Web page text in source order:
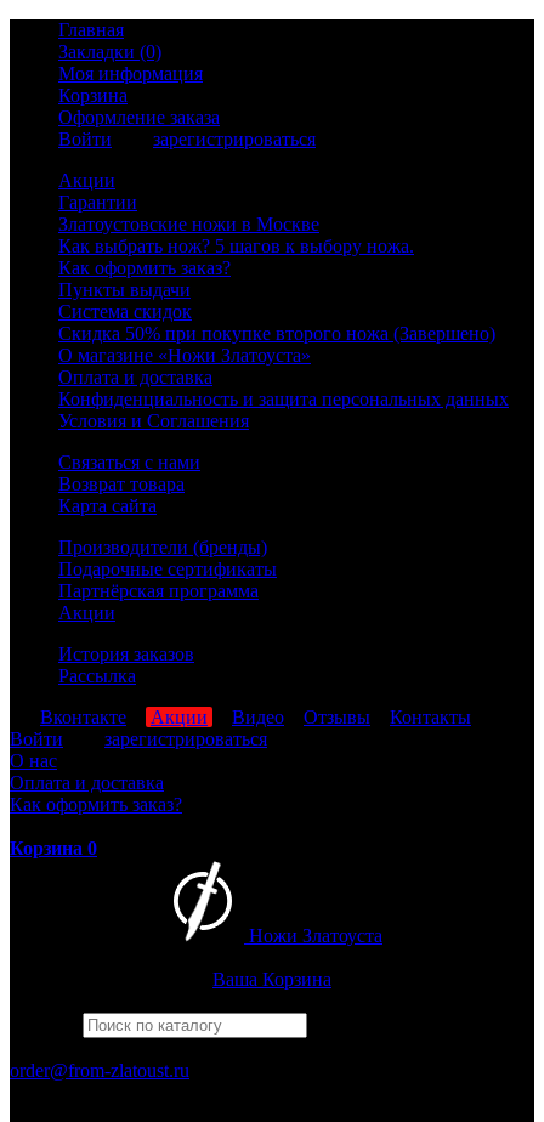
Главная
Закладки (0)
Моя информация
Корзина
Оформление заказа
Войти
зарегистрироваться
Акции
Гарантии
Златоустовские ножи в Москве
Как выбрать нож? 5 шагов к выбору ножа.
Как оформить заказ?
Пункты выдачи
Система скидок
Скидка 50% при покупке второго ножа (Завершено)
О магазине «Ножи Златоуста»
Оплата и доставка
Конфиденциальность и защита персональных данных
Условия и Соглашения
Связаться с нами
Возврат товара
Карта сайта
Производители (бренды)
Подарочные сертификаты
Партнёрская программа
Акции
История заказов
Рассылка
Вконтакте Акции Видео Отзывы
Контакты
Войти
зарегистрироваться
О нас
Оплата и доставка
Как оформить заказ?
Корзина 0
Ножи Златоуста
Ваша Корзина
order@from-zlatoust.ru